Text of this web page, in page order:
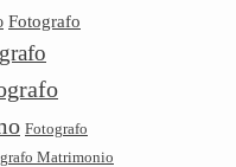
Fotografo
Fotografo
Matrimonio